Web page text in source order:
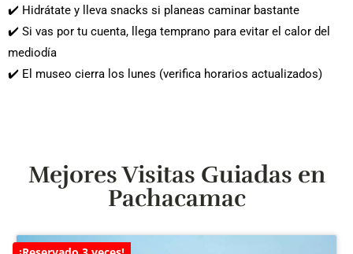
✔️ Hidrátate y lleva snacks si planeas caminar bastante
✔️ Si vas por tu cuenta, llega temprano para evitar el calor del
mediodía
✔️ El museo cierra los lunes (verifica horarios actualizados)
Mejores Visitas Guiadas en
Pachacamac